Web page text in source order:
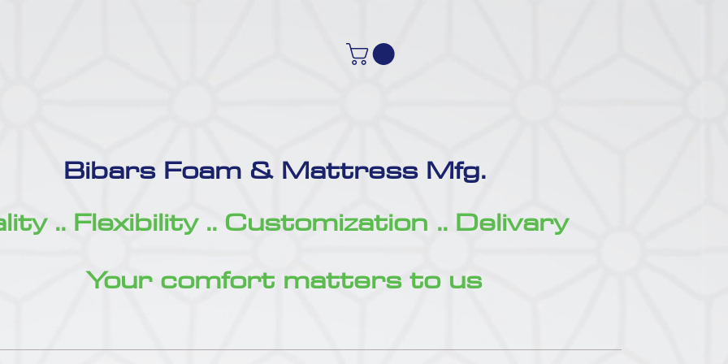
Bibars Foam & Mattress Mfg.
.. Flexibility .. Customization .. Delivary
Your comfort matters to us